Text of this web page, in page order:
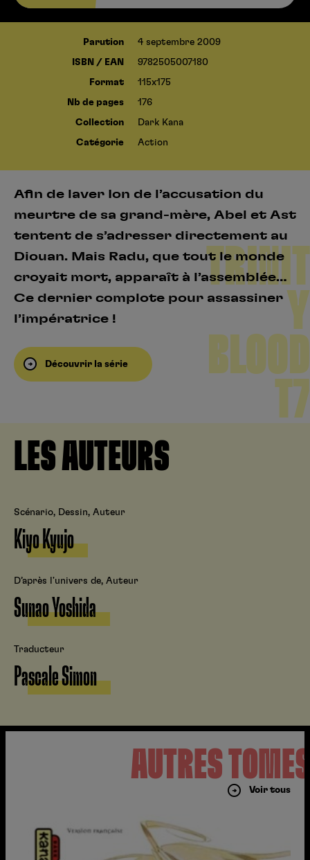
Parution 4 septembre 2009
ISBN / EAN 9782505007180
Format 115x175
Nb de pages 176
Collection Dark Kana
Catégorie Action
Afin de laver Ion de l’accusation du
meurtre de sa grand-mère, Abel et Ast
tentent de s’adresser directement au
Diouan. Mais Radu, que tout le monde
croyait mort, apparaît à l’assemblée…
Ce dernier complote pour assassiner
l’impératrice !
Découvrir la série
TRINIT
Y
BLOOD
T7
LES AUTEURS
Scénario, Dessin, Auteur
Kiyo Kyujo
D’après l'univers de, Auteur
Sunao Yoshida
Traducteur
Pascale Simon
AUTRES
Voir tous